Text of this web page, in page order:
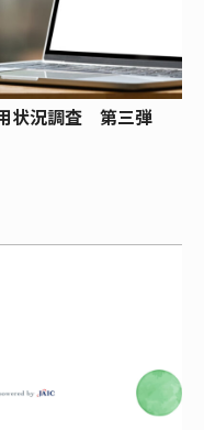
状況調査 第三弾